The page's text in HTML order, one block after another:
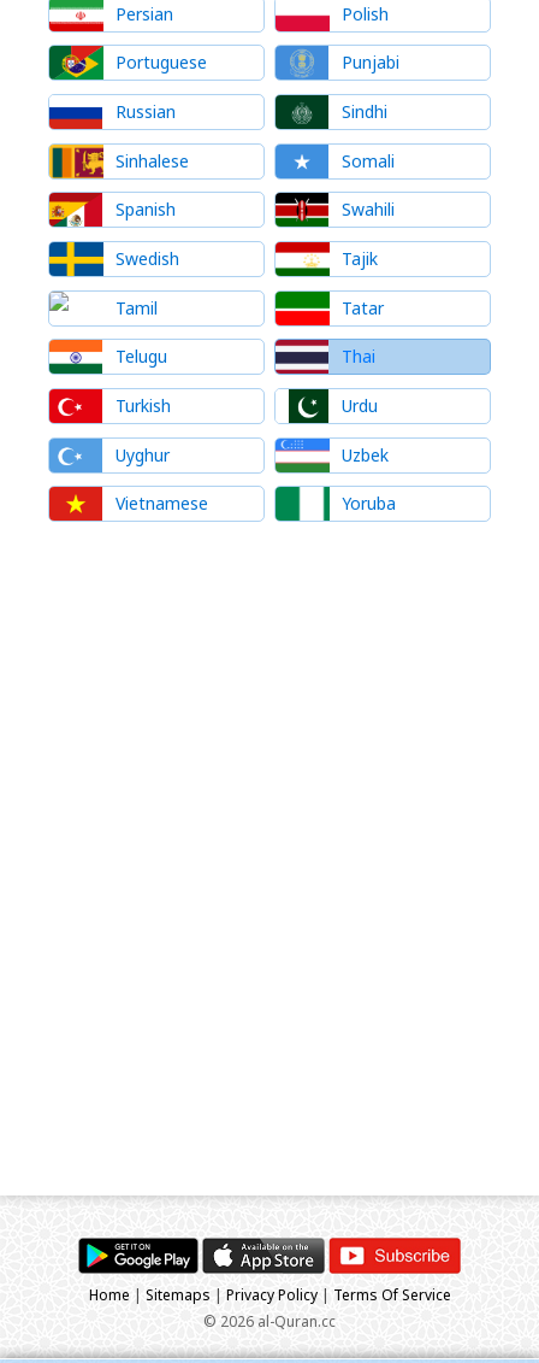
Persian Polish
Portuguese Punjabi
Russian Sindhi
Sinhalese Somali
Spanish Swahili
Swedish Tajik
Tamil Tatar
Telugu Thai
Turkish Urdu
Uyghur Uzbek
Vietnamese Yoruba
Home | Sitemaps | Privacy Policy| Terms Of Service
© 2026 al-Quran.cc